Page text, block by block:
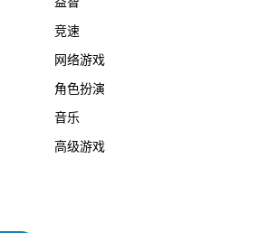
竞速
网络游戏
角色扮演
音乐
高级游戏